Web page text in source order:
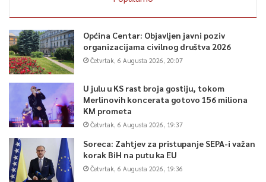
Općina Centar: Objavljen javni poziv
organizacijama civilnog društva 2026
Četvrtak, 6 Augusta 2026, 20:07
U julu u KS rast broja gostiju, tokom
Merlinovih koncerata gotovo 156 miliona
KM prometa
Četvrtak, 6 Augusta 2026, 19:37
Soreca: Zahtjev za pristupanje SEPA-i važan
korak BiH na putu ka EU
Četvrtak, 6 Augusta 2026, 19:36